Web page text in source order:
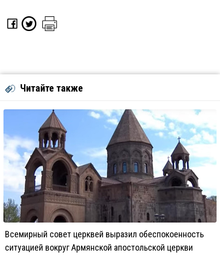
Читайте также
Всемирный совет церквей выразил обеспокоенность
ситуацией вокруг Армянской апостольской церкви